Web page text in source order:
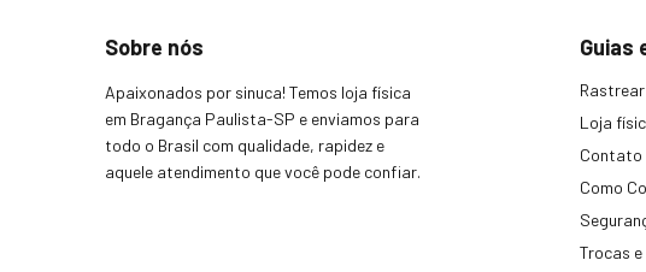
Sobre nós
Apaixonados por sinuca! Temos loja física
em Bragança Paulista-SP e enviamos para
todo o Brasil com qualidade, rapidez e
aquele atendimento que você pode confiar.
Guias
Loja
Contato
Como
Trocas e